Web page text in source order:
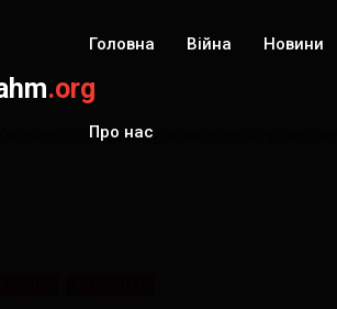
.org
Головна Війна Новини
Про нас
району незаконно зберігав